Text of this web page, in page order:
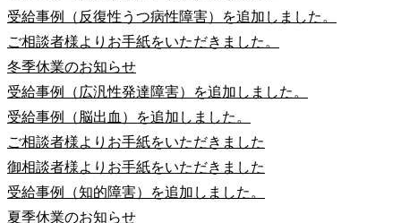
受給事例（反復性うつ病性障害）を追加しました。
ご相談者様よりお手紙をいただきました。
冬季休業のお知らせ
受給事例（広汎性発達障害）を追加しました。
受給事例（脳出血）を追加しました。
ご相談者様よりお手紙をいただきました
御相談者様よりお手紙をいただきました
受給事例（知的障害）を追加しました。
夏季休業のお知らせ